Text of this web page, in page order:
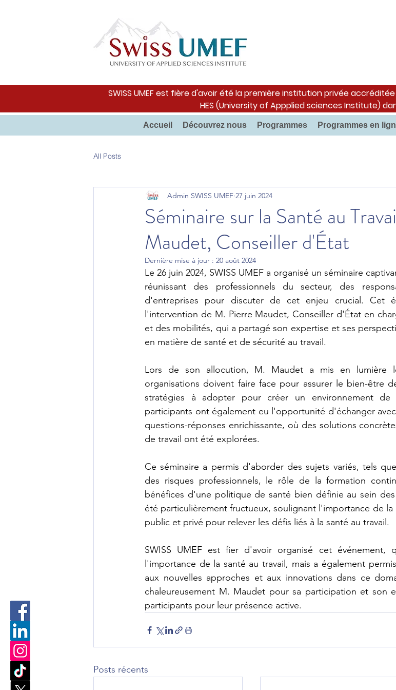
SWISS UMEF est fière d'avoir été la première institution privée
HES (University of Appplied sciences Institute)
Accueil Découvrez nous Programmes Programmes en
All Posts
Séminaire sur la Santé au
Maudet, Conseiller d'État
Admin SWISS UMEF 27 juin 2024
Dernière mise à jour : 20 août 2024
Le 26 juin 2024, SWISS UMEF a organisé un séminaire
réunissant des professionnels du secteur, des
d'entreprises pour discuter de cet enjeu crucial. Cet
l'intervention de M. Pierre Maudet, Conseiller d'État en
et des mobilités, qui a partagé son expertise et ses
en matière de santé et de sécurité au travail.
Lors de son allocution, M. Maudet a mis en lumière
organisations doivent faire face pour assurer le bien-être
stratégies à adopter pour créer un environnement
participants ont également eu l'opportunité d'échanger
questions-réponses enrichissante, où des solutions
de travail ont été explorées.
Ce séminaire a permis d'aborder des sujets variés, tels
des risques professionnels, le rôle de la formation
bénéfices d'une politique de santé bien définie au sein
été particulièrement fructueux, soulignant l'importance de
public et privé pour relever les défis liés à la santé au travail.
SWISS UMEF est fier d'avoir organisé cet événement,
l'importance de la santé au travail, mais a également
aux nouvelles approches et aux innovations dans ce
chaleureusement M. Maudet pour sa participation et son
participants pour leur présence active.
Posts récents